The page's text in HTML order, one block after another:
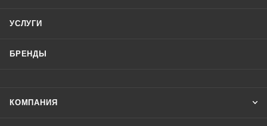
УСЛУГИ
БРЕНДЫ
КОМПАНИЯ